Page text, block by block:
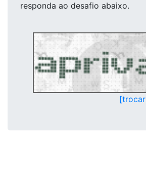
responda ao desafio abaixo.